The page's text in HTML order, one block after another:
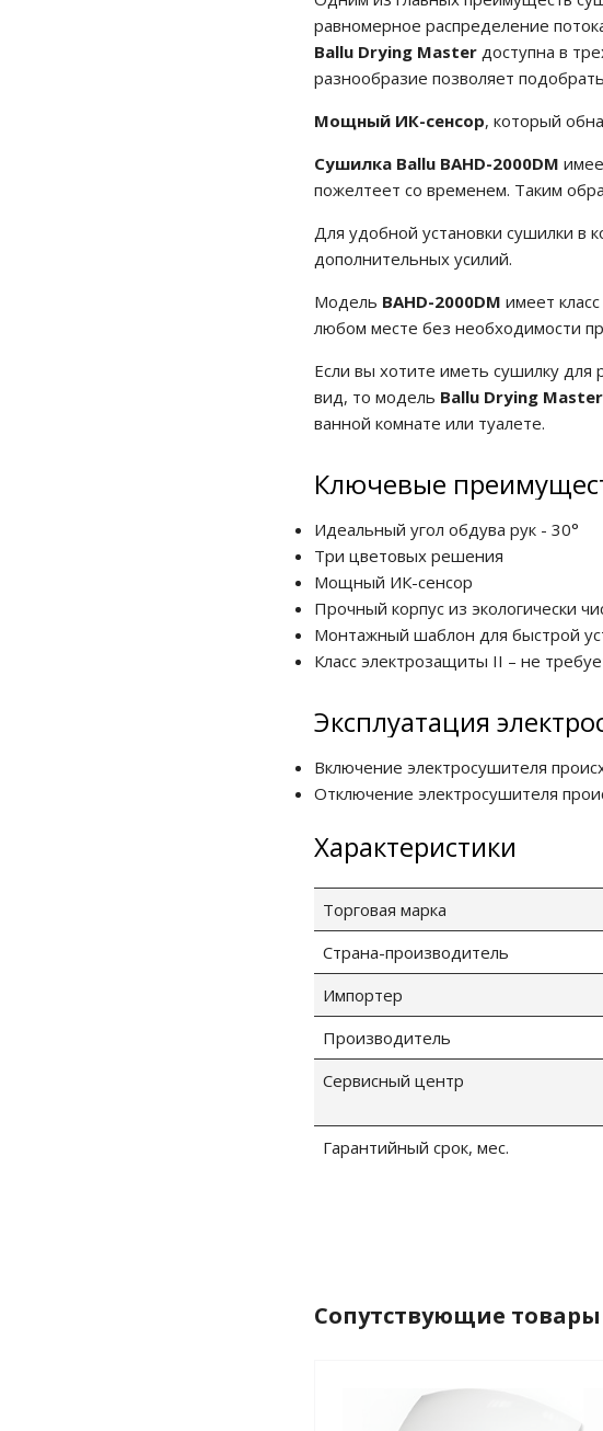
равномерное распределение
Ballu Drying Masterдоступна в
разнообразие позволяет
Мощный ИК-сенсор, который
Сушилка Ballu BAHD-2000DM
пожелтеет со временем. Таким
Для удобной установки сушилки в
дополнительных усилий.
Модель BAHD-2000DM имеет
любом месте без необходимости
Если вы хотите иметь сушилку для
вид, то модель Ballu Drying Master
ванной комнате или туалете.
Ключевые
Идеальный угол обдува рук - 30°
Три цветовых решения
Мощный ИК-сенсор
Прочный корпус из экологически
Монтажный шаблон для быстрой
Класс электрозащиты II – не
Эксплуатация
Включение электросушителя
Отключение электросушителя
Характеристики
Торговая марка
Страна-производитель
Импортер
Производитель
Сервисный центр
Гарантийный срок, мес.
Сопутствующие товары